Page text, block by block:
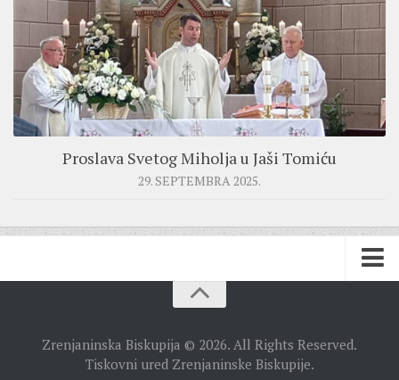
Proslava Svetog Miholja u Jaši Tomiću
29. SEPTEMBRA 2025.
BISKUPSKI ORDINARIJAT
Zrenjaninska Biskupija © 2026. All Rights Reserved.
Tiskovni ured Zrenjaninske Biskupije.